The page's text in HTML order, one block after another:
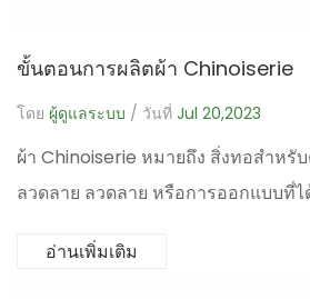
ขั้นตอนการผลิตผ้า Chinoiserie
โดย ผู้ดูแลระบบ / วันที่ Jul 20,2023
ผ้า Chinoiserie หมายถึง สิ่งทอสำห
ลวดลาย ลวดลาย หรือการออกแบบที่ไ
อ่านเพิ่มเติม